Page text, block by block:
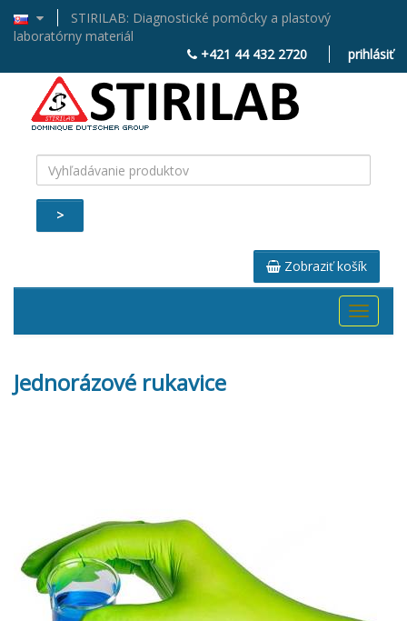
STIRILAB: Diagnostické pomôcky a plastový
laboratórny materiál
+421 44 432 2720
prihlásiť
>
Zobraziť košík
Toggle
Jednorázové rukavice